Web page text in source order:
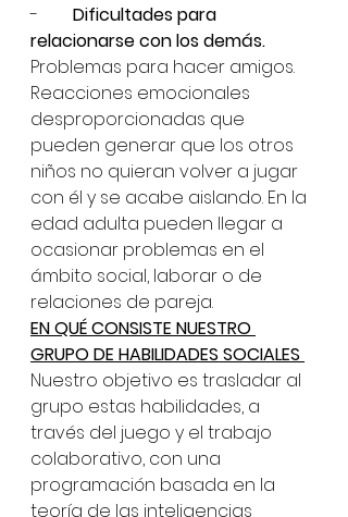
- Dificultades para
relacionarse con los demás.
Problemas para hacer amigos.
Reacciones emocionales
desproporcionadas que
pueden generar que los otros
niños no quieran volver a jugar
con él y se acabe aislando. En la
edad adulta pueden llegar a
ocasionar problemas en el
ámbito social, laborar o de
relaciones de pareja.
EN QUÉ CONSISTE NUESTRO
GRUPO DE HABILIDADES SOCIALES
Nuestro objetivo es trasladar al
grupo estas habilidades, a
través del juego y el trabajo
colaborativo, con una
programación basada en la
teoría de las inteligencias